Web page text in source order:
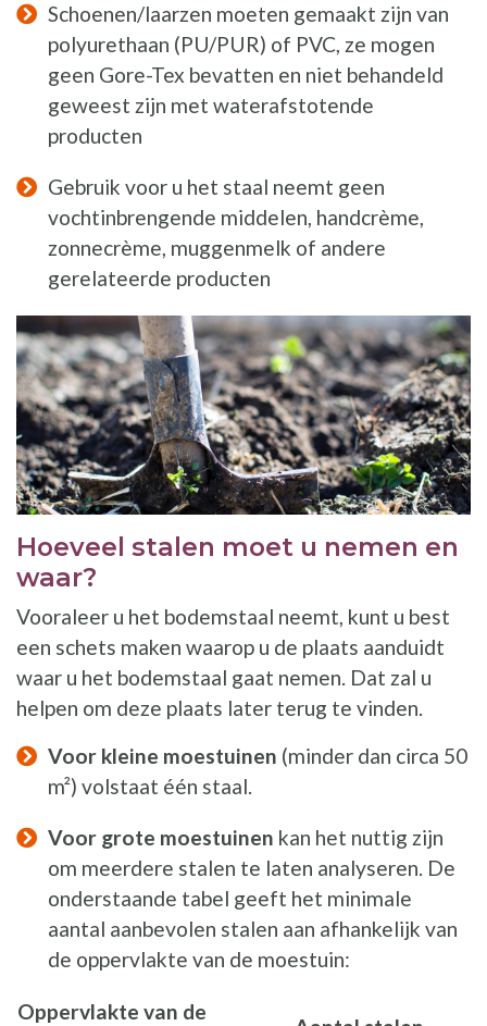
Schoenen/laarzen moeten gemaakt zijn van
polyurethaan (PU/PUR) of PVC, ze mogen
geen Gore-Tex bevatten en niet behandeld
geweest zijn met waterafstotende
producten
Gebruik voor u het staal neemt geen
vochtinbrengende middelen, handcrème,
zonnecrème, muggenmelk of andere
gerelateerde producten
Hoeveel stalen moet u nemen en
waar?
Vooraleer u het bodemstaal neemt, kunt u best
een schets maken waarop u de plaats aanduidt
waar u het bodemstaal gaat nemen. Dat zal u
helpen om deze plaats later terug te vinden.
Voor kleine moestuinen (minder dan circa 50
m²) volstaat één staal.
Voor grote moestuinen kan het nuttig zijn
om meerdere stalen te laten analyseren. De
onderstaande tabel geeft het minimale
aantal aanbevolen stalen aan afhankelijk van
de oppervlakte van de moestuin:
Oppervlakte van de